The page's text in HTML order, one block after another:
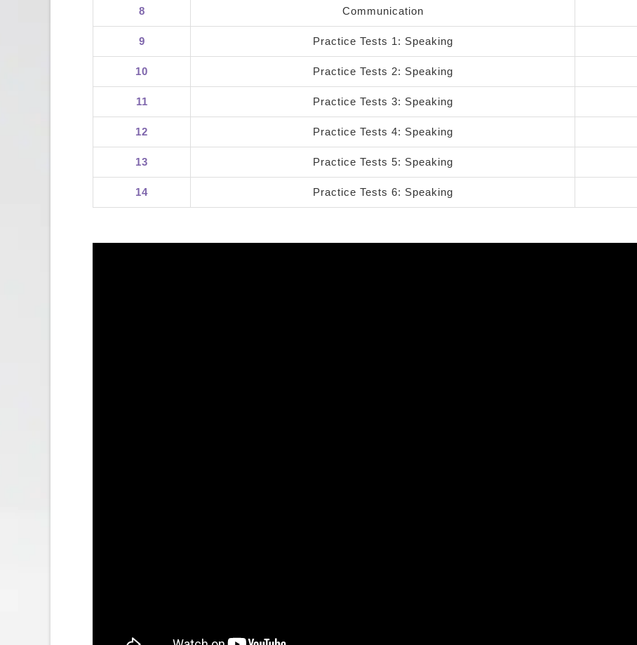
8 Communication
9 Practice Tests 1: Speaking
10 Practice Tests 2: Speaking
11 Practice Tests 3: Speaking
12 Practice Tests 4: Speaking
13 Practice Tests 5: Speaking
14 Practice Tests 6: Speaking